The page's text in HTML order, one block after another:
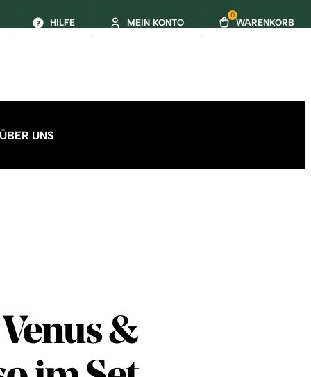
HILFE MEIN KONTO
0
WARENKORB
ÜBER UNS
&